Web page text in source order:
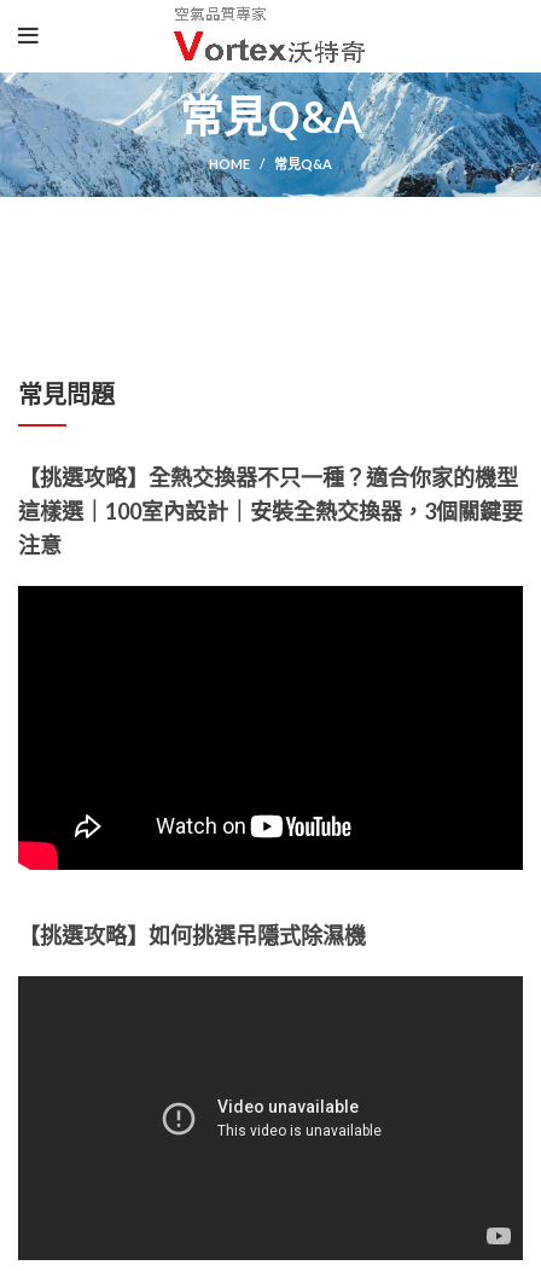
常見Q&A
HOME 常見Q&A
常見問題
【挑選攻略】全熱交換器不只一種？適合你家的機型
這樣選｜100室內設計｜安裝全熱交換器，3個關鍵要
注意
【挑選攻略】如何挑選吊隱式除濕機